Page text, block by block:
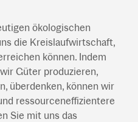
ökologischen
die Kreislaufwirtschaft,
können. Indem
Güter produzieren,
überdenken, können wir
ressourceneffizientere
Sie mit uns das